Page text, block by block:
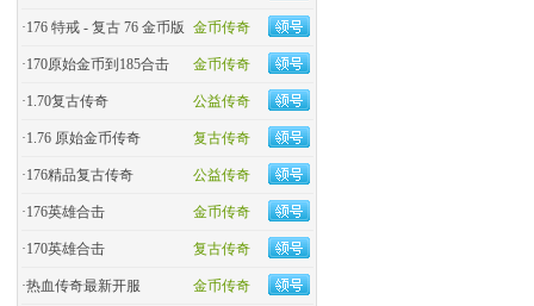
金币传奇
·176 特戒 - 复古 76 金币版
金币传奇
·170原始金币到185合击
公益传奇
·​1.70复古传奇
复古传奇
·1.76 原始金币传奇
公益传奇
·176精品复古传奇
金币传奇
·176英雄合击
复古传奇
·170英雄合击
金币传奇
·热血传奇最新开服